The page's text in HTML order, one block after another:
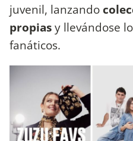
juvenil, lanzando
propiasy llevándose
fanáticos.